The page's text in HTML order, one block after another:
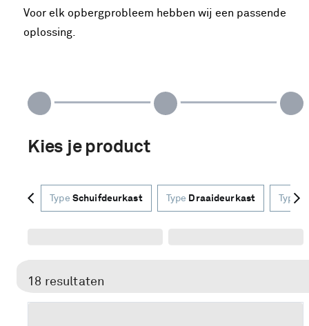
Voor elk opbergprobleem hebben wij een passende
oplossing.